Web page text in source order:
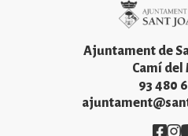
Ajuntament de
Camí del
93 480